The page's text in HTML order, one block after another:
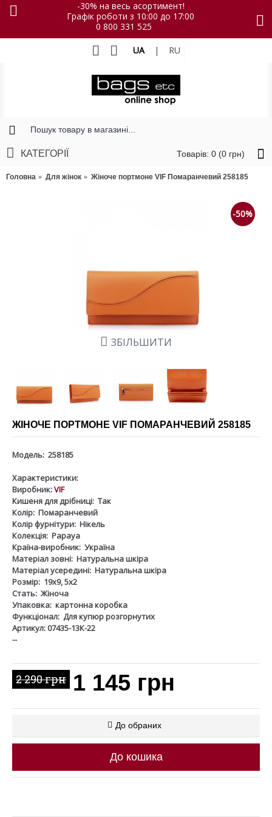
-30% на весь асортимент!
Графік роботи з 10:00 до 17:00
0 800 331 525
UA | RU
Товарів: 0 (0 грн)
КАТЕГОРІЇ
Головна Для жінок Жіноче портмоне VIF Помаранчевий 258185
-50%
ЗБІЛЬШИТИ
ЖІНОЧЕ ПОРТМОНЕ VIF ПОМАРАНЧЕВИЙ 258185
Модель: 258185
Характеристики:
Виробник:VIF
Кишеня для дрібниці: Так
Колір: Помаранчевий
Колір фурнітури: Нікель
Колекція: Papaya
Країна-виробник: Україна
Матеріал зовні: Натуральна шкіра
Матеріал усередині: Натуральна шкіра
Розмір: 19х9, 5х2
Стать: Жіноча
Упаковка: картонна коробка
Функціонал: Для купюр розгорнутих
Артикул: 07435-13К-22
--
2 290 грн 1 145 грн
До обраних
До кошика